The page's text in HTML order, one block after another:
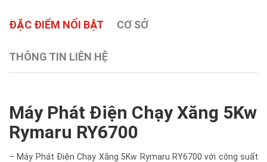
ĐẶC ĐIỂM NỔI BẬT CƠ SỞ
THÔNG TIN LIÊN HỆ
Máy Phát Điện Chạy Xăng 5Kw
Rymaru RY6700
– Máy Phát Điện Chạy Xăng 5Kw Rymaru RY6700 với công suất